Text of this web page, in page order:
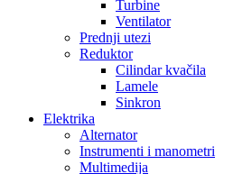
Turbine
Ventilator
Prednji utezi
Reduktor
Cilindar kvačila
Lamele
Sinkron
Elektrika
Alternator
Instrumenti i manometri
Multimedija